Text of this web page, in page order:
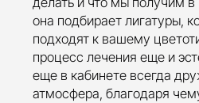
она подбирает лигатуры,
подходят к вашему
процесс лечения еще и
еще в кабинете всегда
атмосфера, благодаря